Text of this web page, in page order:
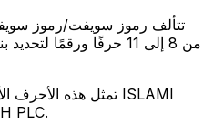
تتألف رموز سويفت/رموز
PLC.